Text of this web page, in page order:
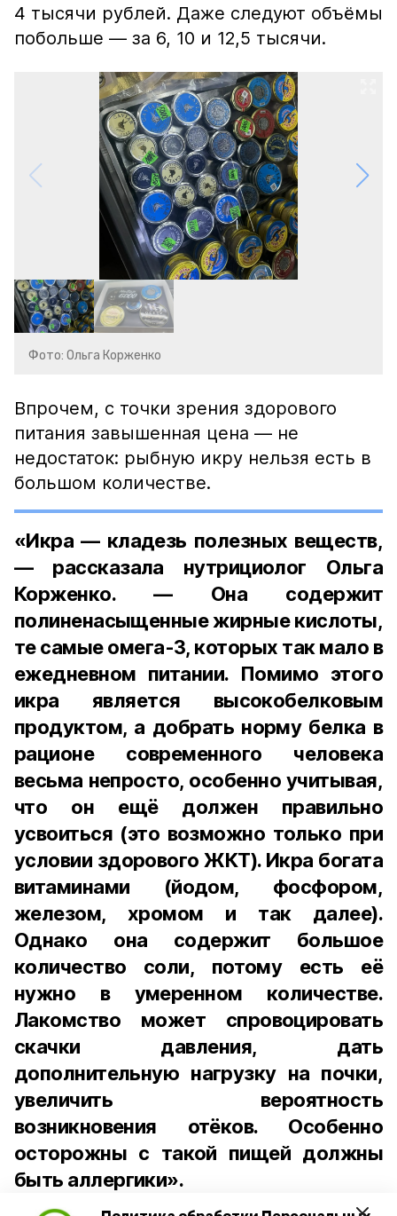
4 тысячи рублей. Даже следуют объёмы
побольше — за 6, 10 и 12,5 тысячи.
Фото: Ольга Корженко
Впрочем, с точки зрения здорового
питания завышенная цена — не
недостаток: рыбную икру нельзя есть в
большом количестве.
«Икра — кладезь полезных веществ,
— рассказала нутрициолог Ольга
Корженко. — Она содержит
полиненасыщенные жирные кислоты,
те самые омега-3, которых так мало в
ежедневном питании. Помимо этого
икра является высокобелковым
продуктом, а добрать норму белка в
рационе современного человека
весьма непросто, особенно учитывая,
что он ещё должен правильно
усвоиться (это возможно только при
условии здорового ЖКТ). Икра богата
витаминами (йодом, фосфором,
железом, хромом и так далее).
Однако она содержит большое
количество соли, потому есть её
нужно в умеренном количестве.
Лакомство может спровоцировать
скачки давления, дать
дополнительную нагрузку на почки,
увеличить вероятность
возникновения отёков. Особенно
осторожны с такой пищей должны
быть аллергики».